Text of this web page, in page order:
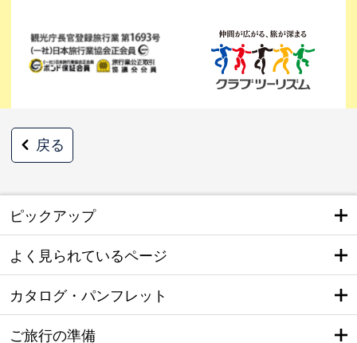
戻る
ピックアップ
よく見られているページ
カタログ・パンフレット
ご旅行の準備